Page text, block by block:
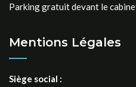
Parking gratuit devant le
Mentions Légales
Siège social :